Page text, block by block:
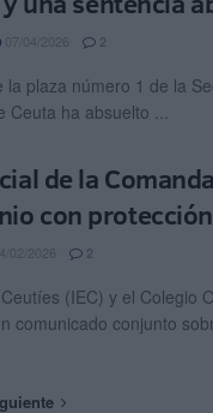
07/04/2026 2
plaza número 1 de la
Ceuta ha absuelto ...
de la
con
2
(IEC) y el Colegio
comunicado conjunto